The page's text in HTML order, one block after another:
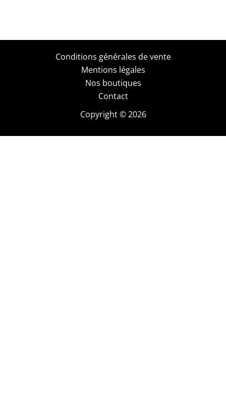
Conditions générales de vente
Mentions légales
Nos boutiques
Contact
Copyright © 2026